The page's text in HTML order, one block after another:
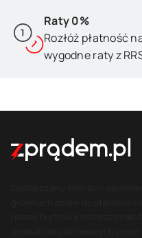
Raty 0%
Rozłóż płatność
wygodne raty z